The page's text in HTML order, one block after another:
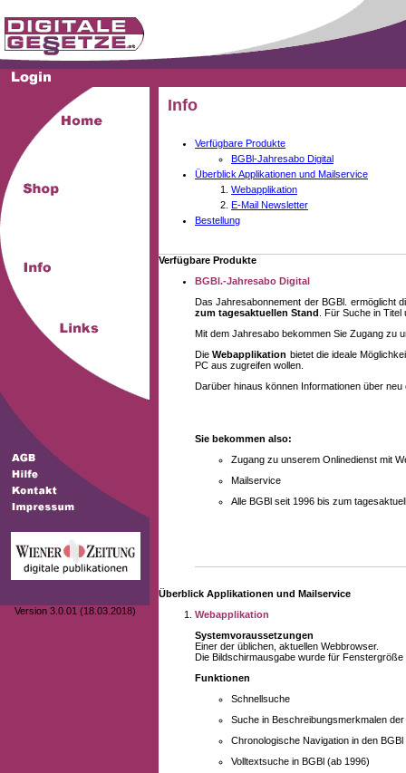
Version 3.0.01 (18.03.2018)
Info
Verfügbare Produkte
BGBl-Jahresabo Digital
Überblick Applikationen und Mailservice
Webapplikation
E-Mail Newsletter
Bestellung
Verfügbare Produkte
BGBl.-Jahresabo Digital
Das Jahresabonnement der BGBl. ermöglicht
zum tagesaktuellen Stand . Für Suche in
Mit dem Jahresabo bekommen Sie Zugang zu
DieWebapplikation bietet die ideale
PC aus zugreifen wollen.
Darüber hinaus können Informationen über
Sie bekommen also:
Zugang zu unserem Onlinedienst mit
Mailservice
Alle BGBl seit 1996 bis zum
Überblick Applikationen und Mailservice
Webapplikation
Systemvoraussetzungen
Einer der üblichen, aktuellen Webbrowser.
Die Bildschirmausgabe wurde für
Funktionen
Schnellsuche
Suche in Beschreibungsmerkmalen
Chronologische Navigation in den BGBl
Volltextsuche in BGBl (ab 1996)